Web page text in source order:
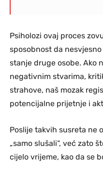
Psiholozi ovaj proces
sposobnost da
stanje druge osobe. Ako
negativnim stvarima,
strahove, naš mozak
potencijalne prijetnje i
Poslije takvih susreta ne
„samo slušali“, već zato
cijelo vrijeme, kao da se